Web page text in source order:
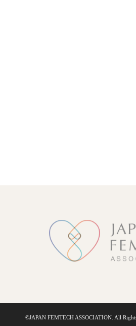
©︎JAPAN FEMTECH ASSOCIATION. All Rights